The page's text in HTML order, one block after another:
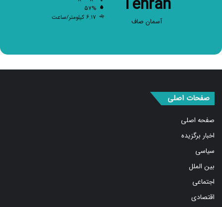
آسمان صاف
۶.۱۷ کیلومتر/ساعت
صفحه اصلی
اخبار برگزیده
سیاسی
بین الملل
اجتماعی
اقتصادی
ورزشی